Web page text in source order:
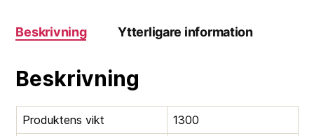
Beskrivning Ytterligare information
Beskrivning
Produktens vikt
1300